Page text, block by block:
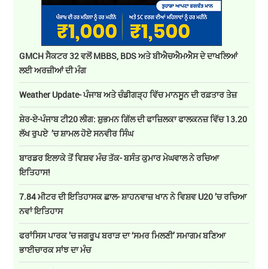
GMCH ਸੈਕਟਰ 32 ਵਲੋਂ MBBS, BDS ਅਤੇ ਬੀਐਚਐਮਐਸ ਦੇ ਦਾਖਲਿਆਂ
ਲਈ ਅਰਜ਼ੀਆਂ ਦੀ ਮੰਗ
Weather Update- ਪੰਜਾਬ ਅਤੇ ਚੰਡੀਗੜ੍ਹ ਵਿੱਚ ਮਾਨਸੂਨ ਦੀ ਰਫ਼ਤਾਰ ਤੇਜ਼
ਸ਼ੇਰ-ਏ-ਪੰਜਾਬ ਟੀ20 ਲੀਗ: ਸ਼ੁਭਮਨ ਗਿੱਲ ਦੀ ਫਾਜ਼ਿਲਕਾ ਫਾਲਕਨਜ਼ ਵਿੱਚ 13.20
ਲੱਖ ਰੁਪਏ ’ਚ ਸ਼ਾਮਲ ਹੋਏ ਸਨਵੀਰ ਸਿੰਘ
ਬਾਰਡਰ ਇਲਾਕੇ ਤੋਂ ਵਿਸ਼ਵ ਮੰਚ ਤੱਕ- ਬਸੰਤ ਕੁਮਾਰ ਮੇਘਵਾਲ ਨੇ ਰਚਿਆ
ਇਤਿਹਾਸ!
7.84 ਮੀਟਰ ਦੀ ਇਤਿਹਾਸਕ ਛਾਲ- ਸ਼ਾਹਨਵਾਜ਼ ਖਾਨ ਨੇ ਵਿਸ਼ਵ U20 ’ਚ ਰਚਿਆ
ਨਵਾਂ ਇਤਿਹਾਸ
ਫਰਾਂਸਿਸ ਪਾਰਕ ’ਚ ਜਗਰੂਪ ਬਰਾੜ ਦਾ ‘ਸਮਰ ਮਿਲਣੀ’ ਸਮਾਗਮ ਬਣਿਆ
ਭਾਈਚਾਰਕ ਸਾਂਝ ਦਾ ਮੰਚ